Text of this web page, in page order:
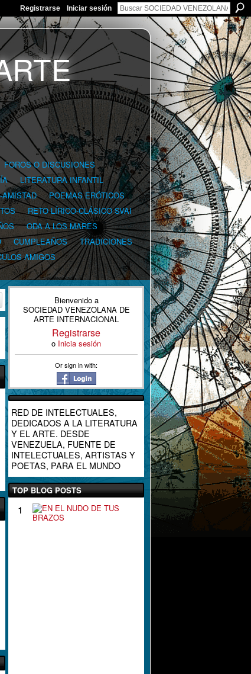
Registrarse Iniciar sesión
FOROS O DISCUSIONES
LITERATURA INFANTIL
AMISTAD
POEMAS ERÓTICOS
RETO LÍRICO-CLÁSICO SVAI
ODA A LOS MARES
CUMPLEAÑOS
TRADICIONES
AMIGOS
Bienvenido a
SOCIEDAD VENEZOLANA DE
ARTE INTERNACIONAL
Registrarse
o Inicia sesión
Or sign in with:
RED DE INTELECTUALES,
DEDICADOS A LA LITERATURA
Y EL ARTE. DESDE
VENEZUELA, FUENTE DE
INTELECTUALES, ARTISTAS Y
POETAS, PARA EL MUNDO
TOP BLOG POSTS
1